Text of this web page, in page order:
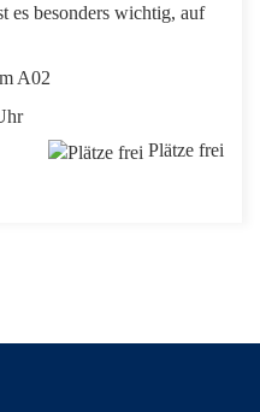
es besonders wichtig, auf
A02
Plätze frei